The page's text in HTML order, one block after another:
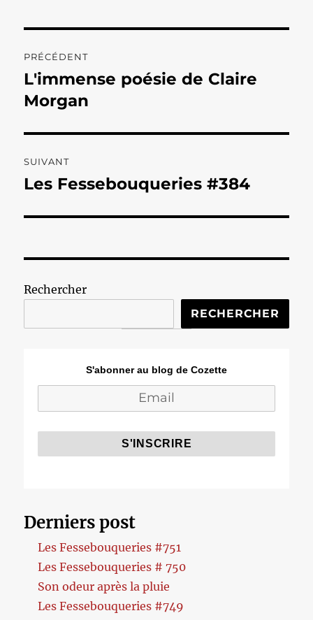
de
l’article
PRÉCÉDENT
Publication
précédente :
L'immense poésie de Claire
Morgan
SUIVANT
Publication
Les Fessebouqueries #384
Rechercher
RECHERCHER
S'abonner au blog de Cozette
Derniers post
Les Fessebouqueries #751
Les Fessebouqueries # 750
Son odeur après la pluie
Les Fessebouqueries #749